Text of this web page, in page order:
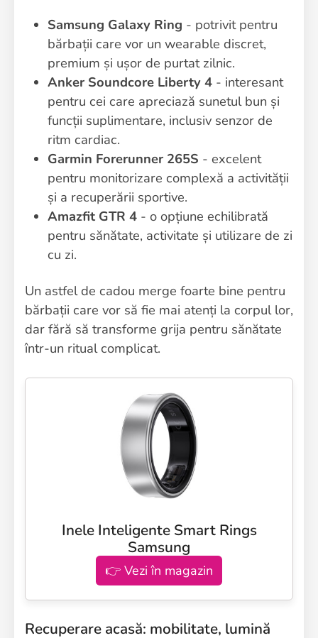
Samsung Galaxy Ring - potrivit pentru
bărbații care vor un wearable discret,
premium și ușor de purtat zilnic.
Anker Soundcore Liberty 4 - interesant
pentru cei care apreciază sunetul bun și
funcții suplimentare, inclusiv senzor de
ritm cardiac.
Garmin Forerunner 265S - excelent
pentru monitorizare complexă a activității
și a recuperării sportive.
Amazfit GTR 4 - o opțiune echilibrată
pentru sănătate, activitate și utilizare de zi
cu zi.
Un astfel de cadou merge foarte bine pentru
bărbații care vor să fie mai atenți la corpul lor,
dar fără să transforme grija pentru sănătate
într-un ritual complicat.
Inele Inteligente Smart Rings
Samsung
👉 Vezi în magazin
Recuperare acasă: mobilitate, lumină